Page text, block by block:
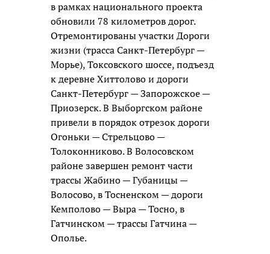
в рамках национального проекта
обновили 78 километров дорог.
Отремонтированы участки Дороги
жизни (трасса Санкт-Петербург —
Морье), Токсовского шоссе, подъезд
к деревне Хиттолово и дороги
Санкт-Петербург — Запорожское —
Приозерск. В Выборгском районе
привели в порядок отрезок дороги
Огоньки — Стрельцово —
Толоконниково. В Волосовском
районе завершен ремонт части
трассы Жабино — Губаницы —
Волосово, в Тосненском — дороги
Кемполово — Выра — Тосно, в
Гатчинском — трассы Гатчина —
Ополье.